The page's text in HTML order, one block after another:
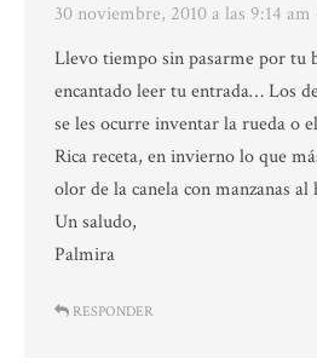
30 noviembre, 2010 a las 9:14 am
Llevo tiempo sin pasarme por tu
encantado leer tu entrada… Los
se les ocurre inventar la rueda o
Rica receta, en invierno lo que
olor de la canela con manzanas
Un saludo,
Palmira
RESPONDER